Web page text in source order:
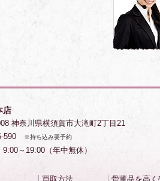
店
神奈川県横須賀市大滝町2丁目21
590
※持ち込み要予約
～19:00（年中無休）
買取方法 骨董品を高く